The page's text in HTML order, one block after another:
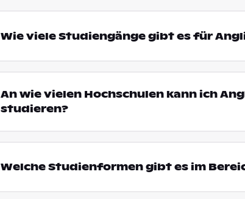
Wie viele Studiengänge gibt es für
An wie vielen Hochschulen kann ich
studieren?
Welche Studienformen gibt es im